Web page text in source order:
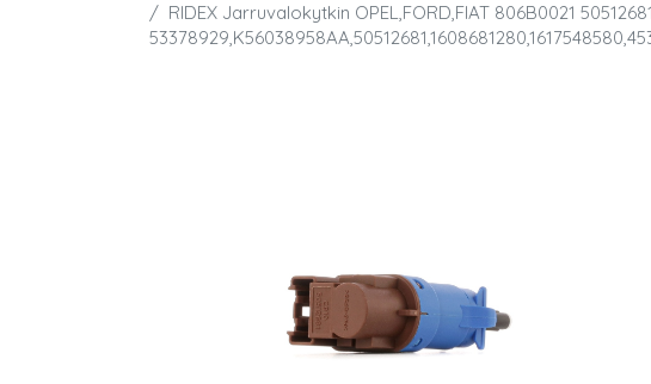
RIDEX Jarruvalokytkin OPEL,FORD,FIAT 806B0021